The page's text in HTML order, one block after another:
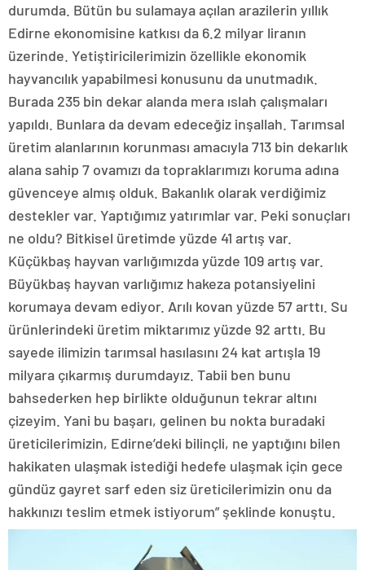
durumda. Bütün bu sulamaya açılan arazilerin yıllık
Edirne ekonomisine katkısı da 6.2 milyar liranın
üzerinde. Yetiştiricilerimizin özellikle ekonomik
hayvancılık yapabilmesi konusunu da unutmadık.
Burada 235 bin dekar alanda mera ıslah çalışmaları
yapıldı. Bunlara da devam edeceğiz inşallah. Tarımsal
üretim alanlarının korunması amacıyla 713 bin dekarlık
alana sahip 7 ovamızı da topraklarımızı koruma adına
güvenceye almış olduk. Bakanlık olarak verdiğimiz
destekler var. Yaptığımız yatırımlar var. Peki sonuçları
ne oldu? Bitkisel üretimde yüzde 41 artış var.
Küçükbaş hayvan varlığımızda yüzde 109 artış var.
Büyükbaş hayvan varlığımız hakeza potansiyelini
korumaya devam ediyor. Arılı kovan yüzde 57 arttı. Su
ürünlerindeki üretim miktarımız yüzde 92 arttı. Bu
sayede ilimizin tarımsal hasılasını 24 kat artışla 19
milyara çıkarmış durumdayız. Tabii ben bunu
bahsederken hep birlikte olduğunun tekrar altını
çizeyim. Yani bu başarı, gelinen bu nokta buradaki
üreticilerimizin, Edirne’deki bilinçli, ne yaptığını bilen
hakikaten ulaşmak istediği hedefe ulaşmak için gece
gündüz gayret sarf eden siz üreticilerimizin onu da
hakkınızı teslim etmek istiyorum” şeklinde konuştu.